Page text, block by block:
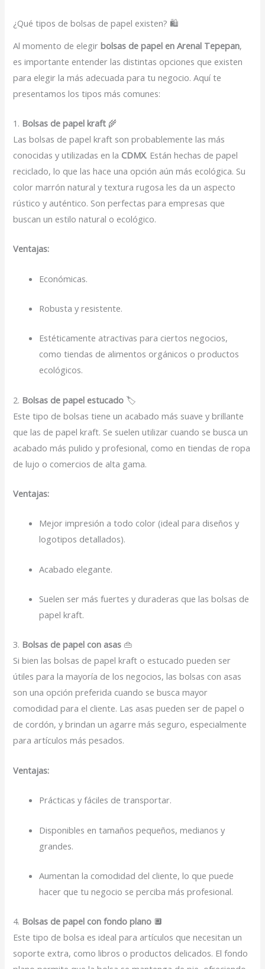
¿Qué tipos de bolsas de papel existen? 🛍️
Al momento de elegirbolsas de papel en Arenal Tepepan,
es importante entender las distintas opciones que existen
para elegir la más adecuada para tu negocio. Aquí te
presentamos los tipos más comunes:
1. Bolsas de papel kraft 🌾
Las bolsas de papel kraft son probablemente las más
conocidas y utilizadas en la CDMX. Están hechas de papel
reciclado, lo que las hace una opción aún más ecológica. Su
color marrón natural y textura rugosa les da un aspecto
rústico y auténtico. Son perfectas para empresas que
buscan un estilo natural o ecológico.
Ventajas:
Económicas.
Robusta y resistente.
Estéticamente atractivas para ciertos negocios,
como tiendas de alimentos orgánicos o productos
ecológicos.
2. Bolsas de papel estucado 🏷️
Este tipo de bolsas tiene un acabado más suave y brillante
que las de papel kraft. Se suelen utilizar cuando se busca un
acabado más pulido y profesional, como en tiendas de ropa
de lujo o comercios de alta gama.
Ventajas:
Mejor impresión a todo color (ideal para diseños y
logotipos detallados).
Acabado elegante.
Suelen ser más fuertes y duraderas que las bolsas de
papel kraft.
3. Bolsas de papel con asas 👜
Si bien las bolsas de papel kraft o estucado pueden ser
útiles para la mayoría de los negocios, las bolsas con asas
son una opción preferida cuando se busca mayor
comodidad para el cliente. Las asas pueden ser de papel o
de cordón, y brindan un agarre más seguro, especialmente
para artículos más pesados.
Ventajas:
Prácticas y fáciles de transportar.
Disponibles en tamaños pequeños, medianos y
grandes.
Aumentan la comodidad del cliente, lo que puede
hacer que tu negocio se perciba más profesional.
4. Bolsas de papel con fondo plano 🔲
Este tipo de bolsa es ideal para artículos que necesitan un
soporte extra, como libros o productos delicados. El fondo